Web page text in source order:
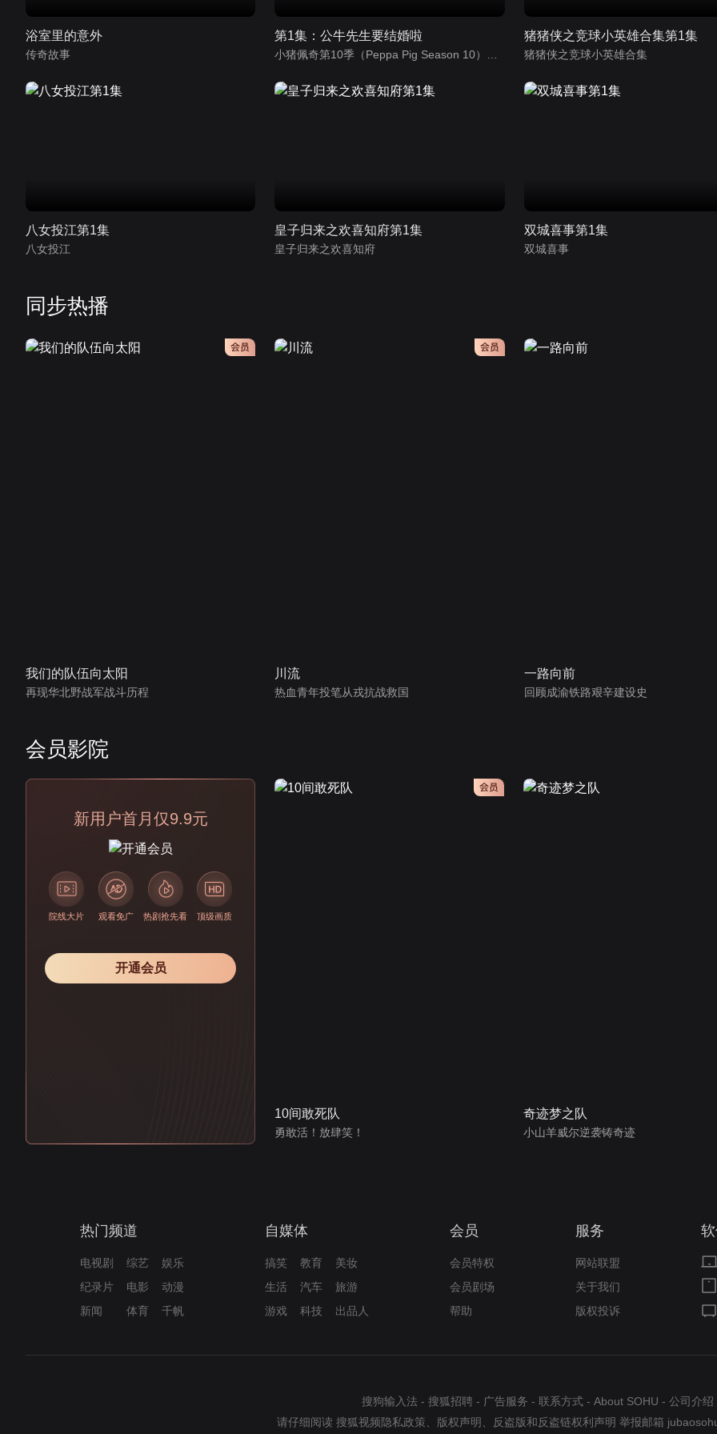
浴室里的意外
传奇故事
第1集：公牛先生要结婚啦
小猪佩奇第10季（Peppa Pig Season 10）（中文版） 有声音频
猪猪侠之竞球小英雄合集第1集
猪猪侠之竞球小英雄合集
八女投江第1集
八女投江
皇子归来之欢喜知府第1集
皇子归来之欢喜知府
双城喜事第1集
双城喜事
同步热播
会员
我们的队伍向太阳
再现华北野战军战斗历程
川流
热血青年投笔从戎抗战救国
会员
一路向前
回顾成渝铁路艰辛建设史
会员影院
新用户首月仅9.9元
院线大片 观看免广 热剧抢先看 顶级画质
开通会员
会员
10间敢死队
勇敢活！放肆笑！
奇迹梦之队
小山羊威尔逆袭铸奇迹
热门频道
电视剧 综艺
娱乐
纪录片
电影
动漫
新闻
体育 千帆
自媒体
搞笑 教育
美妆
生活
汽车
旅游
游戏
科技 出品人
会员
会员特权
会员剧场
帮助
服务
网站联盟
关于我们
版权投诉
搜狗输入法 - 搜狐招聘 - 广告服务 - 联系方式 - About SOHU - 公司介绍
请仔细阅读 搜狐视频隐私政策 版权声明 反盗版和反盗链权利声明 举报邮箱